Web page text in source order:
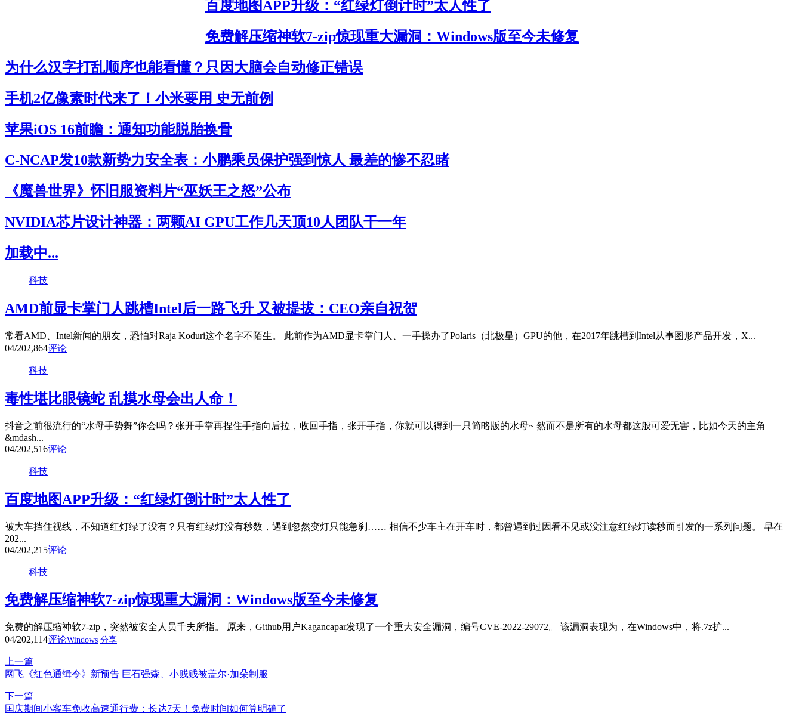
百度地图APP升级：“红绿灯倒计时”太人性了
免费解压缩神软7-zip惊现重大漏洞：Windows版至今未修复
为什么汉字打乱顺序也能看懂？只因大脑会自动修正错误
手机2亿像素时代来了！小米要用 史无前例
苹果iOS 16前瞻：通知功能脱胎换骨
C-NCAP发10款新势力安全表：小鹏乘员保护强到惊人 最差的惨不忍睹
《魔兽世界》怀旧服资料片“巫妖王之怒”公布
NVIDIA芯片设计神器：两颗AI GPU工作几天顶10人团队干一年
加载中...
科技
AMD前显卡掌门人跳槽Intel后一路飞升 又被提拔：CEO亲自祝贺
常看AMD、Intel新闻的朋友，恐怕对Raja Koduri这个名字不陌生。 此前作为AMD显卡掌门人、一手操办了Polaris（北极星）GPU的他，在2017年跳槽到Intel从事图形产品开发，X...
04/202,864评论
科技
毒性堪比眼镜蛇 乱摸水母会出人命！
抖音之前很流行的“水母手势舞”你会吗？张开手掌再捏住手指向后拉，收回手指，张开手指，你就可以得到一只简略版的水母~ 然而不是所有的水母都这般可爱无害，比如今天的主角
&mdash...
04/202,516评论
科技
百度地图APP升级：“红绿灯倒计时”太人性了
被大车挡住视线，不知道红灯绿了没有？只有红绿灯没有秒数，遇到忽然变灯只能急刹…… 相信不少车主在开车时，都曾遇到过因看不见或没注意红绿灯读秒而引发的一系列问题。 早在
202...
04/202,215评论
科技
免费解压缩神软7-zip惊现重大漏洞：Windows版至今未修复
免费的解压缩神软7-zip，突然被安全人员千夫所指。 原来，Github用户Kagancapar发现了一个重大安全漏洞，编号CVE-2022-29072。 该漏洞表现为，在Windows中，将.7z扩...
04/202,114评论Windows 分享
上一篇
网飞《红色通缉令》新预告 巨石强森、小贱贱被盖尔·加朵制服
下一篇
国庆期间小客车免收高速通行费：长达7天！免费时间如何算明确了